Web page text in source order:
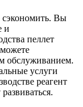
сэкономить. Вы
и
пеллет
обслуживанием.
услуги
реагент